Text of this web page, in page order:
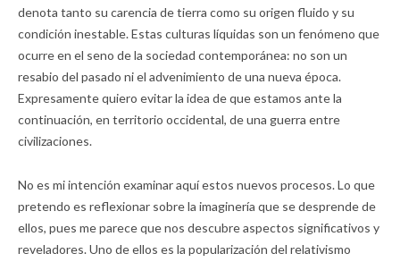
denota tanto su carencia de tierra como su origen fluido y su
condición inestable. Estas culturas líquidas son un fenómeno que
ocurre en el seno de la sociedad contemporánea: no son un
resabio del pasado ni el advenimiento de una nueva época.
Expresamente quiero evitar la idea de que estamos ante la
continuación, en territorio occidental, de una guerra entre
civilizaciones.
No es mi intención examinar aquí estos nuevos procesos. Lo que
pretendo es reflexionar sobre la imaginería que se desprende de
ellos, pues me parece que nos descubre aspectos significativos y
reveladores. Uno de ellos es la popularización del relativismo